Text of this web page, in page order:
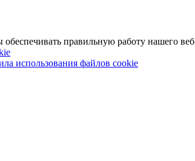
правильную работу нашего
использования файлов cookie